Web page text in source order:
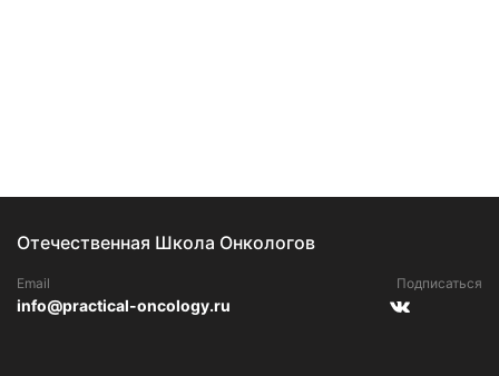
Отечественная Школа Онкологов
Email
info@practical-oncology.ru
Подписаться